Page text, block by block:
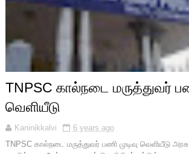
TNPSC கால்நடை மருத்துவர்
வெளியீடு
Kaninikkalvi
6 years ago
TNPSC கால்நடை மருத்துவர் பணி முடிவு வெளியீடு